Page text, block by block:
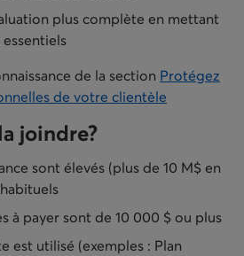
plus complète en mettant
de la section Protégez
de votre clientèle
joindre?
sont élevés (plus de 10 M$ en
à payer sont de 10 000 $ ou plus
est utilisé (exemples : Plan